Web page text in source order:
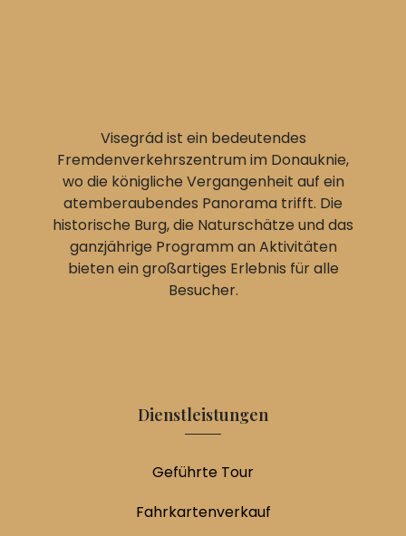
Visegrád ist ein bedeutendes
Fremdenverkehrszentrum im Donauknie,
wo die königliche Vergangenheit auf ein
atemberaubendes Panorama trifft. Die
historische Burg, die Naturschätze und das
ganzjährige Programm an Aktivitäten
bieten ein großartiges Erlebnis für alle
Besucher.
Dienstleistungen
Geführte Tour
Fahrkartenverkauf